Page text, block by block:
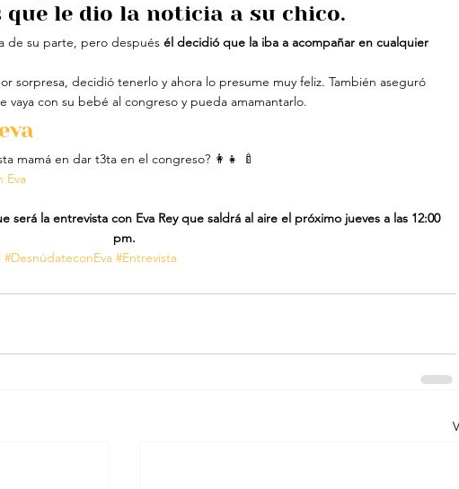
le dio la noticia a su chico.
de su parte, pero después él decidió que la iba a acompañar en cualquier
sorpresa, decidió tenerlo y ahora lo presume muy feliz. También aseguró
con su bebé al congreso y pueda amamantarlo.
mamá en dar t3ta en el congreso? 👩‍👧 🍼
Eva
será la entrevista con Eva Rey que saldrá al aire el próximo jueves a las 12:00
pm.
#DesnúdateconEva #Entrevista